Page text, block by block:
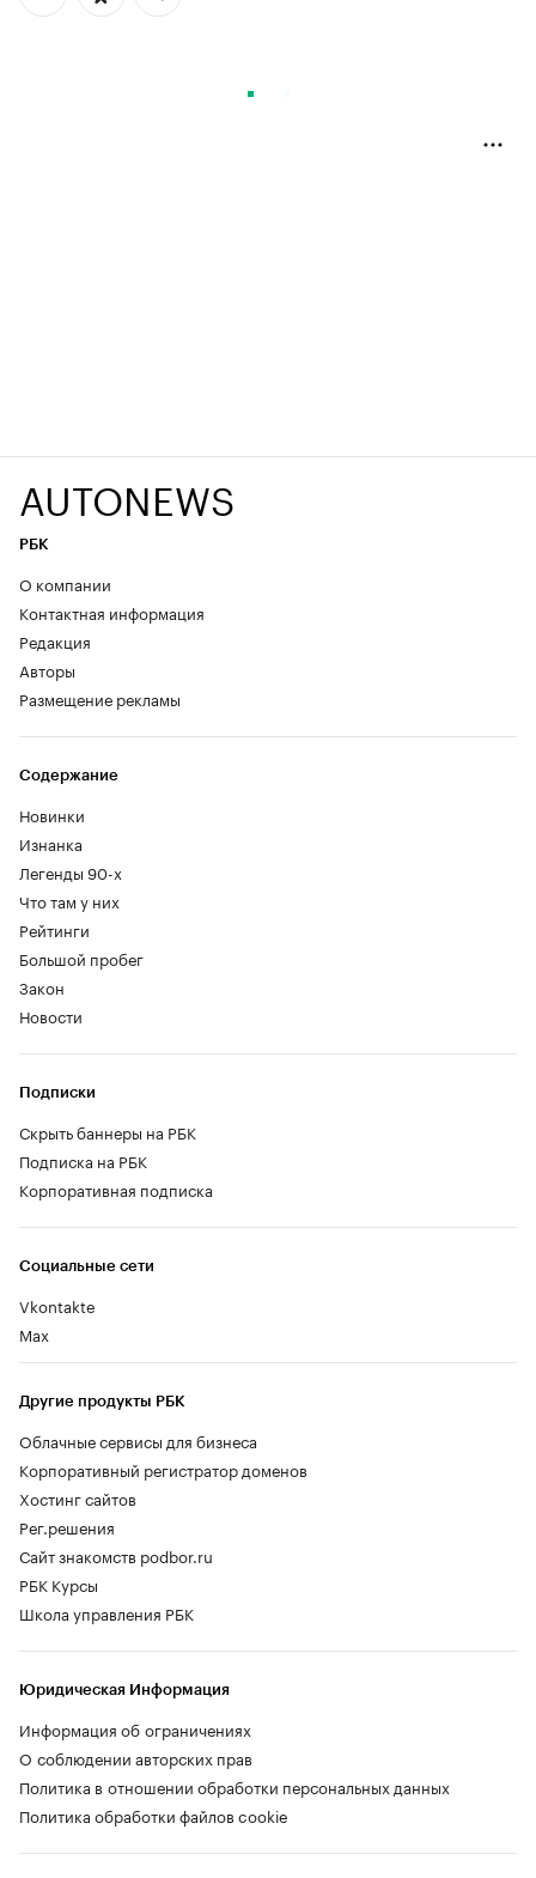
AUTONEWS
РБК
О компании
Контактная информация
Редакция
Авторы
Размещение рекламы
Содержание
Новинки
Изнанка
Легенды 90-х
Что там у них
Рейтинги
Большой пробег
Закон
Новости
Социальные сети
Vkontakte
Max
Другие продукты РБК
Облачные сервисы для бизнеса
Корпоративный регистратор доменов
Хостинг сайтов
Рег.решения
Сайт знакомств podbor.ru
РБК Курсы
Школа управления РБК
Подписки
Скрыть баннеры на РБК
Подписка на РБК
Корпоративная подписка
Юридическая Информация
Информация об ограничениях
О соблюдении авторских прав
Политика в отношении обработки персональных данных
Политика обработки файлов cookie